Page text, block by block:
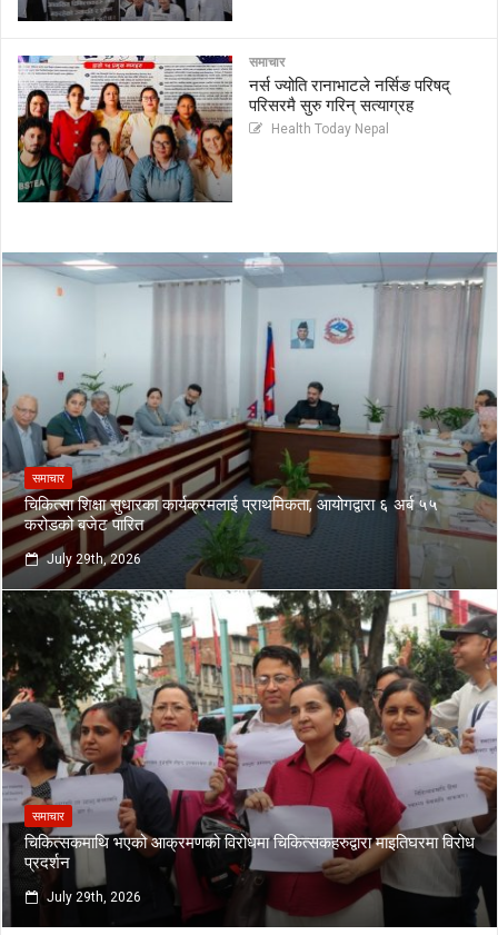
समाचार
नर्स ज्योति रानाभाटले नर्सिङ परिषद्
परिसरमै सुरु गरिन् सत्याग्रह
Health Today Nepal
समाचार
चिकित्सा शिक्षा सुधारका कार्यक्रमलाई प्राथमिकता, आयोगद्वारा ६ अर्ब ५५
करोडको बजेट पारित
July 29th, 2026
समाचार
चिकित्सकमाथि भएको आक्रमणको विरोधमा चिकित्सकहरुद्वारा माइतिघरमा विरोध
प्रदर्शन
July 29th, 2026